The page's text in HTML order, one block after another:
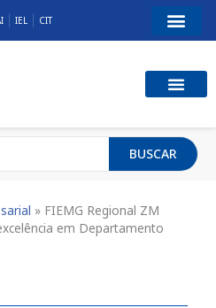
IEL CIT
BUSCAR
» FIEMG Regional ZM
em Departamento